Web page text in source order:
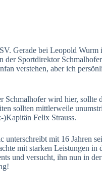
Gerade bei Leopold Wurm
Sportdirektor
verstehen, aber ich
wird hier,
sollten mittlerweile
)Kapitän Felix Strauss.
mit 16 Jahren
mit starken Leistungen
und versucht, ihn nun in